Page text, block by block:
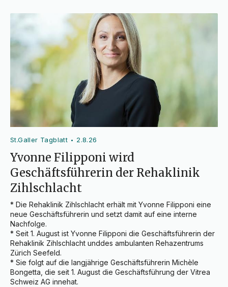
St.Galler Tagblatt • 2.8.26
Yvonne Filipponi wird
Geschäftsführerin der Rehaklinik
Zihlschlacht
* Die Rehaklinik Zihlschlacht erhält mit Yvonne Filipponi eine
neue Geschäftsführerin und setzt damit auf eine interne
Nachfolge.
* Seit 1. August ist Yvonne Filipponi die Geschäftsführerin der
Rehaklinik Zihlschlacht unddes ambulanten Rehazentrums
Zürich Seefeld.
* Sie folgt auf die langjährige Geschäftsführerin Michèle
Bongetta, die seit 1. August die Geschäftsführung der Vitrea
Schweiz AG innehat.